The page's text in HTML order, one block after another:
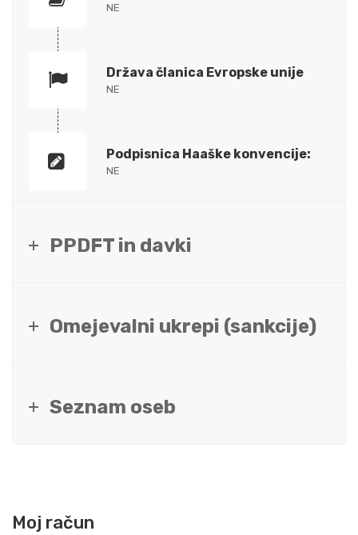
NE
Država članica Evropske unije
NE
Podpisnica Haaške konvencije:
NE
PPDFT in davki
Omejevalni ukrepi (sankcije)
Seznam oseb
Moj račun